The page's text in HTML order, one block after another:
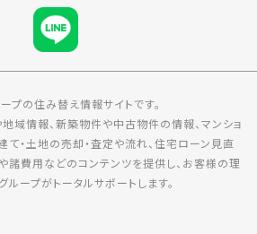
ープの住み替え情報サイトです。
域情報、新築物件や中古物件の情報、マンショ
て・土地の売却・査定や流れ、住宅ローン見直
諸費用などのコンテンツを提供し、お客様の理
ープがトータルサポートします。